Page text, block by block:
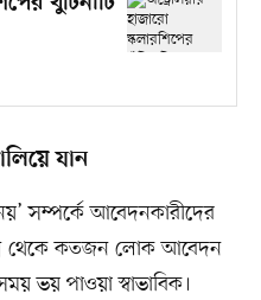
যান
সম্পর্কে আবেদনকারীদের
থেকে কতজন লোক আবেদন
ভয় পাওয়া স্বাভাবিক।